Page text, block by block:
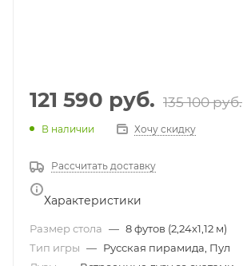
121 590 руб. 135 100руб.
В наличии Хочу скидку
Рассчитать доставку
Характеристики
Размер стола — 8 футов (2,24x1,12 м)
Тип игры — Русская пирамида, Пул